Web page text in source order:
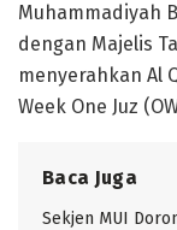
Muhammadiyah
dengan Majelis
menyerahkan Al
Week One Juz
Baca Juga
Sekjen MUI